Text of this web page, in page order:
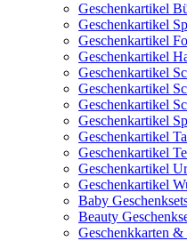
Geschenkartikel
Geschenkartikel
Geschenkartikel
Geschenkartikel
Geschenkartikel
Geschenkartikel
Geschenkartikel
Geschenkartikel
Geschenkartikel
Geschenkartikel
Geschenkartikel
Geschenkartikel
Baby
Beauty
Geschenkkarten &